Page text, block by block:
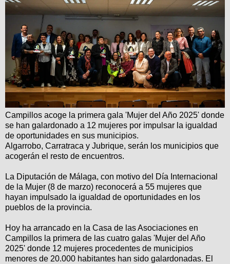
Campillos acoge la primera gala 'Mujer del Año 2025' donde
se han galardonado a 12 mujeres por impulsar la igualdad
de oportunidades en sus municipios.
Algarrobo, Carratraca y Jubrique, serán los municipios que
acogerán el resto de encuentros.
La Diputación de Málaga, con motivo del Día Internacional
de la Mujer (8 de marzo) reconocerá a 55 mujeres que
hayan impulsado la igualdad de oportunidades en los
pueblos de la provincia.
Hoy ha arrancado en la Casa de las Asociaciones en
Campillos la primera de las cuatro galas 'Mujer del Año
2025' donde 12 mujeres procedentes de municipios
menores de 20.000 habitantes han sido galardonadas. El